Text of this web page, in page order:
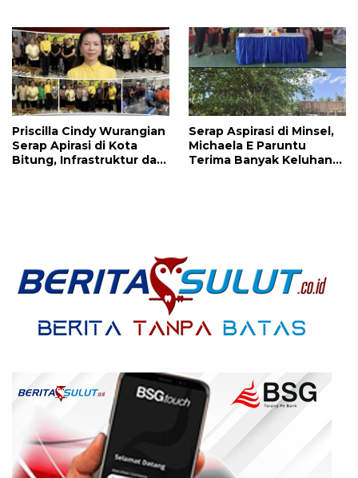
Jalan di Tandengan I
Priscilla Cindy Wurangian
Serap Apirasi di Kota
Bitung, Infrastruktur dan
Serap Aspirasi di Minsel,
Michaela E Paruntu
Terima Banyak Keluhan